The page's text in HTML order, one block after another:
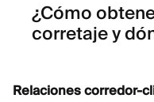
¿Cómo
corretaje y
Relaciones corredor-